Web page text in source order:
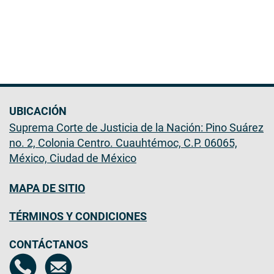
UBICACIÓN
Suprema Corte de Justicia de la Nación: Pino Suárez
no. 2, Colonia Centro. Cuauhtémoc, C.P. 06065,
México, Ciudad de México
MAPA DE SITIO
TÉRMINOS Y CONDICIONES
CONTÁCTANOS